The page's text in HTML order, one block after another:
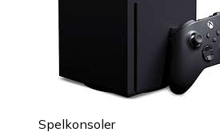
Spelkonsoler